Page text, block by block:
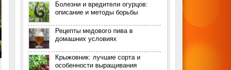
Болезни и вредители огурцов:
описание и методы борьбы
Рецепты медового пива в
домашних условиях
Крыжовник: лучшие сорта и
особенности выращивания